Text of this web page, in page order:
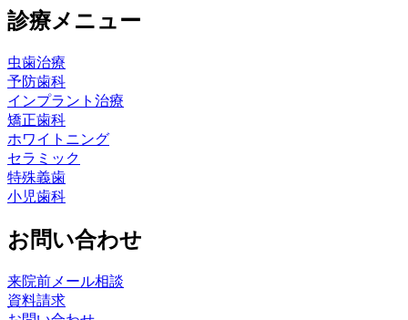
診療メニュー
虫歯治療
予防歯科
インプラント治療
矯正歯科
ホワイトニング
セラミック
特殊義歯
小児歯科
お問い合わせ
来院前メール相談
資料請求